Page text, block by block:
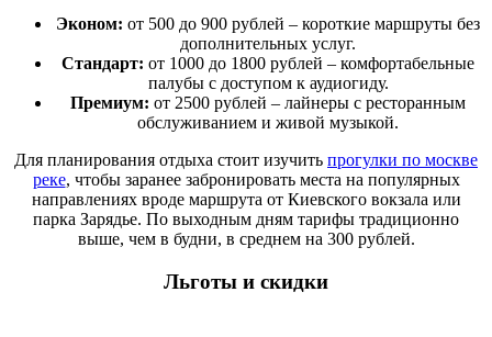
Эконом: от 500 до 900 рублей – короткие маршруты без
дополнительных услуг.
Стандарт: от 1000 до 1800 рублей – комфортабельные
палубы с доступом к аудиогиду.
Премиум: от 2500 рублей – лайнеры с ресторанным
обслуживанием и живой музыкой.
Для планирования отдыха стоит изучить прогулки по москве
реке, чтобы заранее забронировать места на популярных
направлениях вроде маршрута от Киевского вокзала или
парка Зарядье. По выходным дням тарифы традиционно
выше, чем в будни, в среднем на 300 рублей.
Льготы и скидки